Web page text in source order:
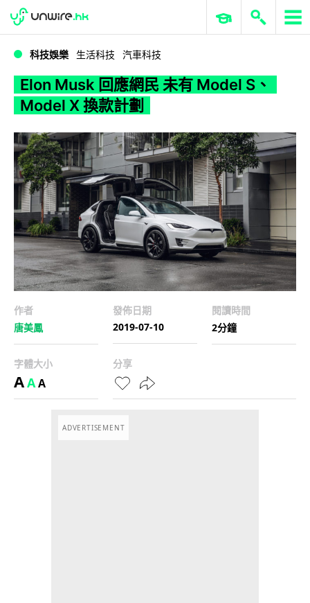
WWDC 2026 ERP 與商業 AI
科技娛樂 生活科技 汽車科技
Elon Musk 回應網民 未有 Model S、
Model X 換款計劃
作者
唐美鳳
發佈日期
2019-07-10
閱讀時間
2分鐘
字體大小
AAA
分享
ADVERTISEMENT